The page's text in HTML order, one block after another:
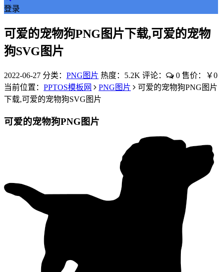
登录
可爱的宠物狗PNG图片下载,可爱的宠物
狗SVG图片
2022-06-27 分类： PNG图片 热度：5.2K 评论： 0 售价：￥0
当前位置： PPTOS模板网 PNG图片
可爱的宠物狗PNG图片
下载,可爱的宠物狗SVG图片
可爱的宠物狗PNG图片